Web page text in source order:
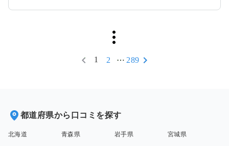
1 2 289
都道府県から口コミを探す
北海道 青森県 岩手県 宮城県